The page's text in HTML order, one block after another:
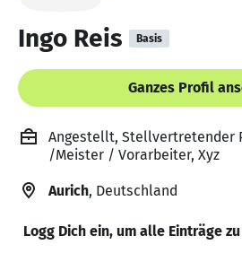
Ingo Reis Basis
Ganzes Profil
Angestellt, Stellvertretender
/Meister / Vorarbeiter, Xyz
Aurich, Deutschland
Logg Dich ein, um alle Einträge